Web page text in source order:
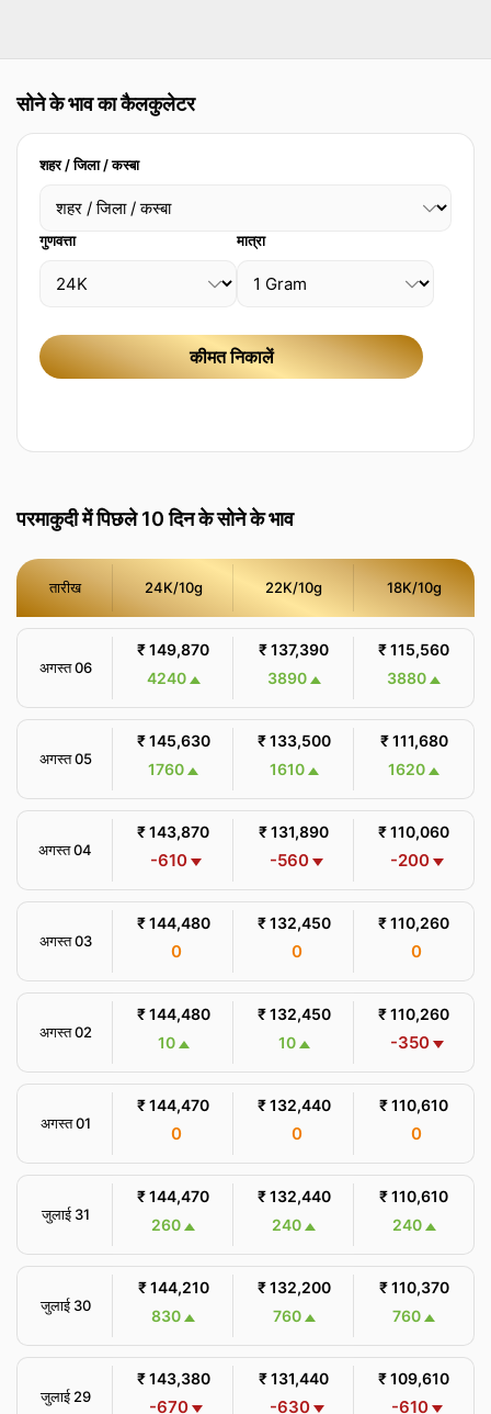
सोने के भाव का कैलकुलेटर
शहर / जिला / कस्बा
गुणवत्ता मात्रा
कीमत निकालें
परमाकुदी में पिछले 10 दिन के सोने के भाव
तारीख 24K/10g 22K/10g 18K/10g
अगस्त 06
₹ 149,870
4240
₹ 137,390
3890
₹ 115,560
3880
अगस्त 05
₹ 145,630
1760
₹ 133,500
1610
₹ 111,680
1620
अगस्त 04
₹ 143,870
-610
₹ 131,890
-560
₹ 110,060
-200
अगस्त 03
₹ 144,480
0
₹ 132,450
0
₹ 110,260
0
अगस्त 02
₹ 144,480
10
₹ 132,450
10
₹ 110,260
-350
अगस्त 01
₹ 144,470
0
₹ 132,440
0
₹ 110,610
0
जुलाई 31
₹ 144,470
260
₹ 132,440
240
₹ 110,610
240
जुलाई 30
₹ 144,210
830
₹ 132,200
760
₹ 110,370
760
जुलाई 29
₹ 143,380
-670
₹ 131,440
-630
₹ 109,610
-610